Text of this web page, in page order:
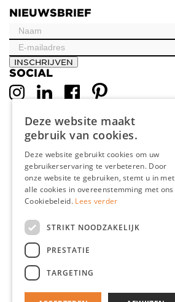
NIEUWSBRIEF
INSCHRIJVEN
SOCIAL
ENGLISH
FRENCH
Deze website maakt
gebruik van cookies.
Deze website gebruikt cookies om uw
gebruikerservaring te verbeteren. Door
onze website te gebruiken, stemt u in met
alle cookies in overeenstemming met ons
Cookiebeleid. Lees verder
STRIKT NOODZAKELIJK
PRESTATIE
TARGETING